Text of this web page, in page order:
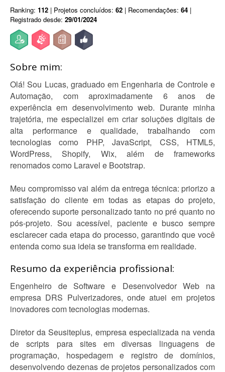
Ranking: 112 | Projetos concluídos: 62 | Recomendações: 64 |
Registrado desde: 29/01/2024
Sobre mim:
Olá! Sou Lucas, graduado em Engenharia de Controle e
Automação, com aproximadamente 6 anos de
experiência em desenvolvimento web. Durante minha
trajetória, me especializei em criar soluções digitais de
alta performance e qualidade, trabalhando com
tecnologias como PHP, JavaScript, CSS, HTML5,
WordPress, Shopify, Wix, além de frameworks
renomados como Laravel e Bootstrap.
Meu compromisso vai além da entrega técnica: priorizo a
satisfação do cliente em todas as etapas do projeto,
oferecendo suporte personalizado tanto no pré quanto no
pós-projeto. Sou acessível, paciente e busco sempre
esclarecer cada etapa do processo, garantindo que você
entenda como sua ideia se transforma em realidade.
Resumo da experiência profissional:
Engenheiro de Software e Desenvolvedor Web na
empresa DRS Pulverizadores, onde atuei em projetos
inovadores com tecnologias modernas.
Diretor da Seusiteplus, empresa especializada na venda
de scripts para sites em diversas linguagens de
programação, hospedagem e registro de domínios,
desenvolvendo dezenas de projetos personalizados com